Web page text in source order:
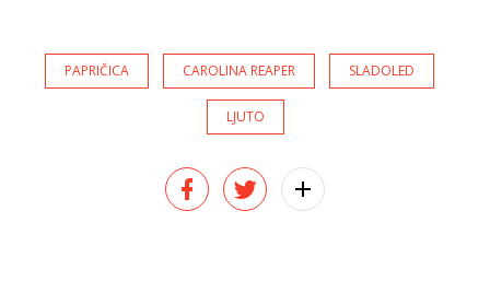
PAPRIČICA CAROLINA REAPER SLADOLED
LJUTO